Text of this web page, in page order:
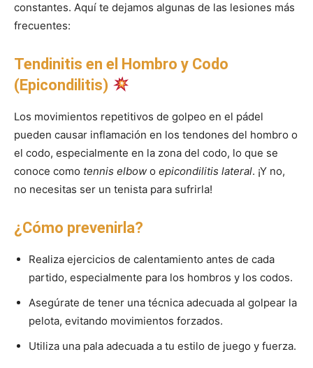
constantes. Aquí te dejamos algunas de las lesiones más
frecuentes:
Tendinitis en el Hombro y Codo
(Epicondilitis)
Los movimientos repetitivos de golpeo en el pádel
pueden causar inflamación en los tendones del hombro o
el codo, especialmente en la zona del codo, lo que se
conoce como tennis elbow o epicondilitis lateral. ¡Y no,
no necesitas ser un tenista para sufrirla!
¿Cómo prevenirla?
Realiza ejercicios de calentamiento antes de cada
partido, especialmente para los hombros y los codos.
Asegúrate de tener una técnica adecuada al golpear la
pelota, evitando movimientos forzados.
Utiliza una pala adecuada a tu estilo de juego y fuerza.